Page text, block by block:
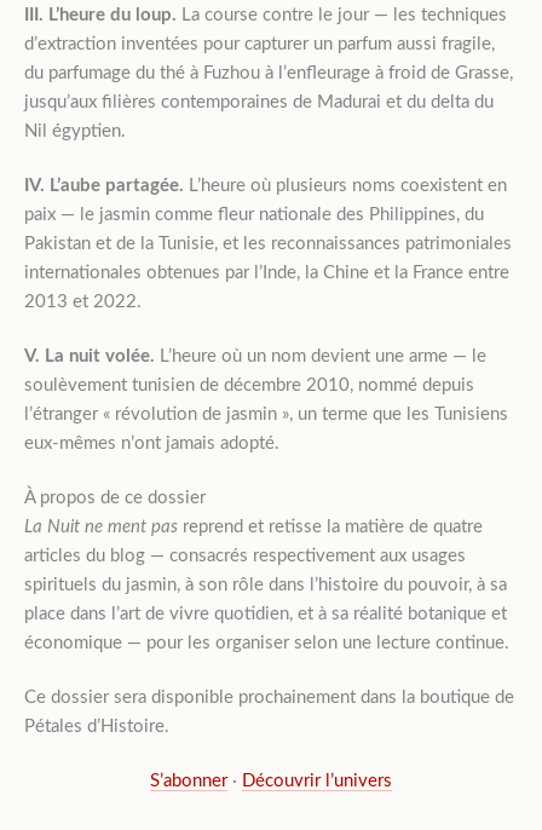
III. L’heure du loup. La course contre le jour — les techniques
d’extraction inventées pour capturer un parfum aussi fragile,
du parfumage du thé à Fuzhou à l’enfleurage à froid de Grasse,
jusqu’aux filières contemporaines de Madurai et du delta du
Nil égyptien.
IV. L’aube partagée. L’heure où plusieurs noms coexistent en
paix — le jasmin comme fleur nationale des Philippines, du
Pakistan et de la Tunisie, et les reconnaissances patrimoniales
internationales obtenues par l’Inde, la Chine et la France entre
2013 et 2022.
V. La nuit volée. L’heure où un nom devient une arme — le
soulèvement tunisien de décembre 2010, nommé depuis
l’étranger « révolution de jasmin », un terme que les Tunisiens
eux-mêmes n’ont jamais adopté.
À propos de ce dossier
La Nuit ne ment pas reprend et retisse la matière de quatre
articles du blog — consacrés respectivement aux usages
spirituels du jasmin, à son rôle dans l’histoire du pouvoir, à sa
place dans l’art de vivre quotidien, et à sa réalité botanique et
économique — pour les organiser selon une lecture continue.
Ce dossier sera disponible prochainement dans la boutique de
Pétales d’Histoire.
S’abonner· Découvrir l’univers